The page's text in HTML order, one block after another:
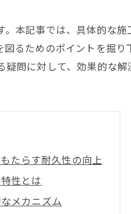
本記事では、具体的な
るためのポイントを掘
問に対して、効果的な解
たらす耐久性の向上
性とは
メカニズム